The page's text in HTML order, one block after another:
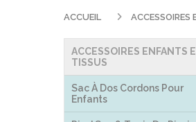
ACCESSOIRES ENFANTS
TISSUS
Sac À Dos Cordons Pour
Enfants
ACCUEIL ACCESSOIRES